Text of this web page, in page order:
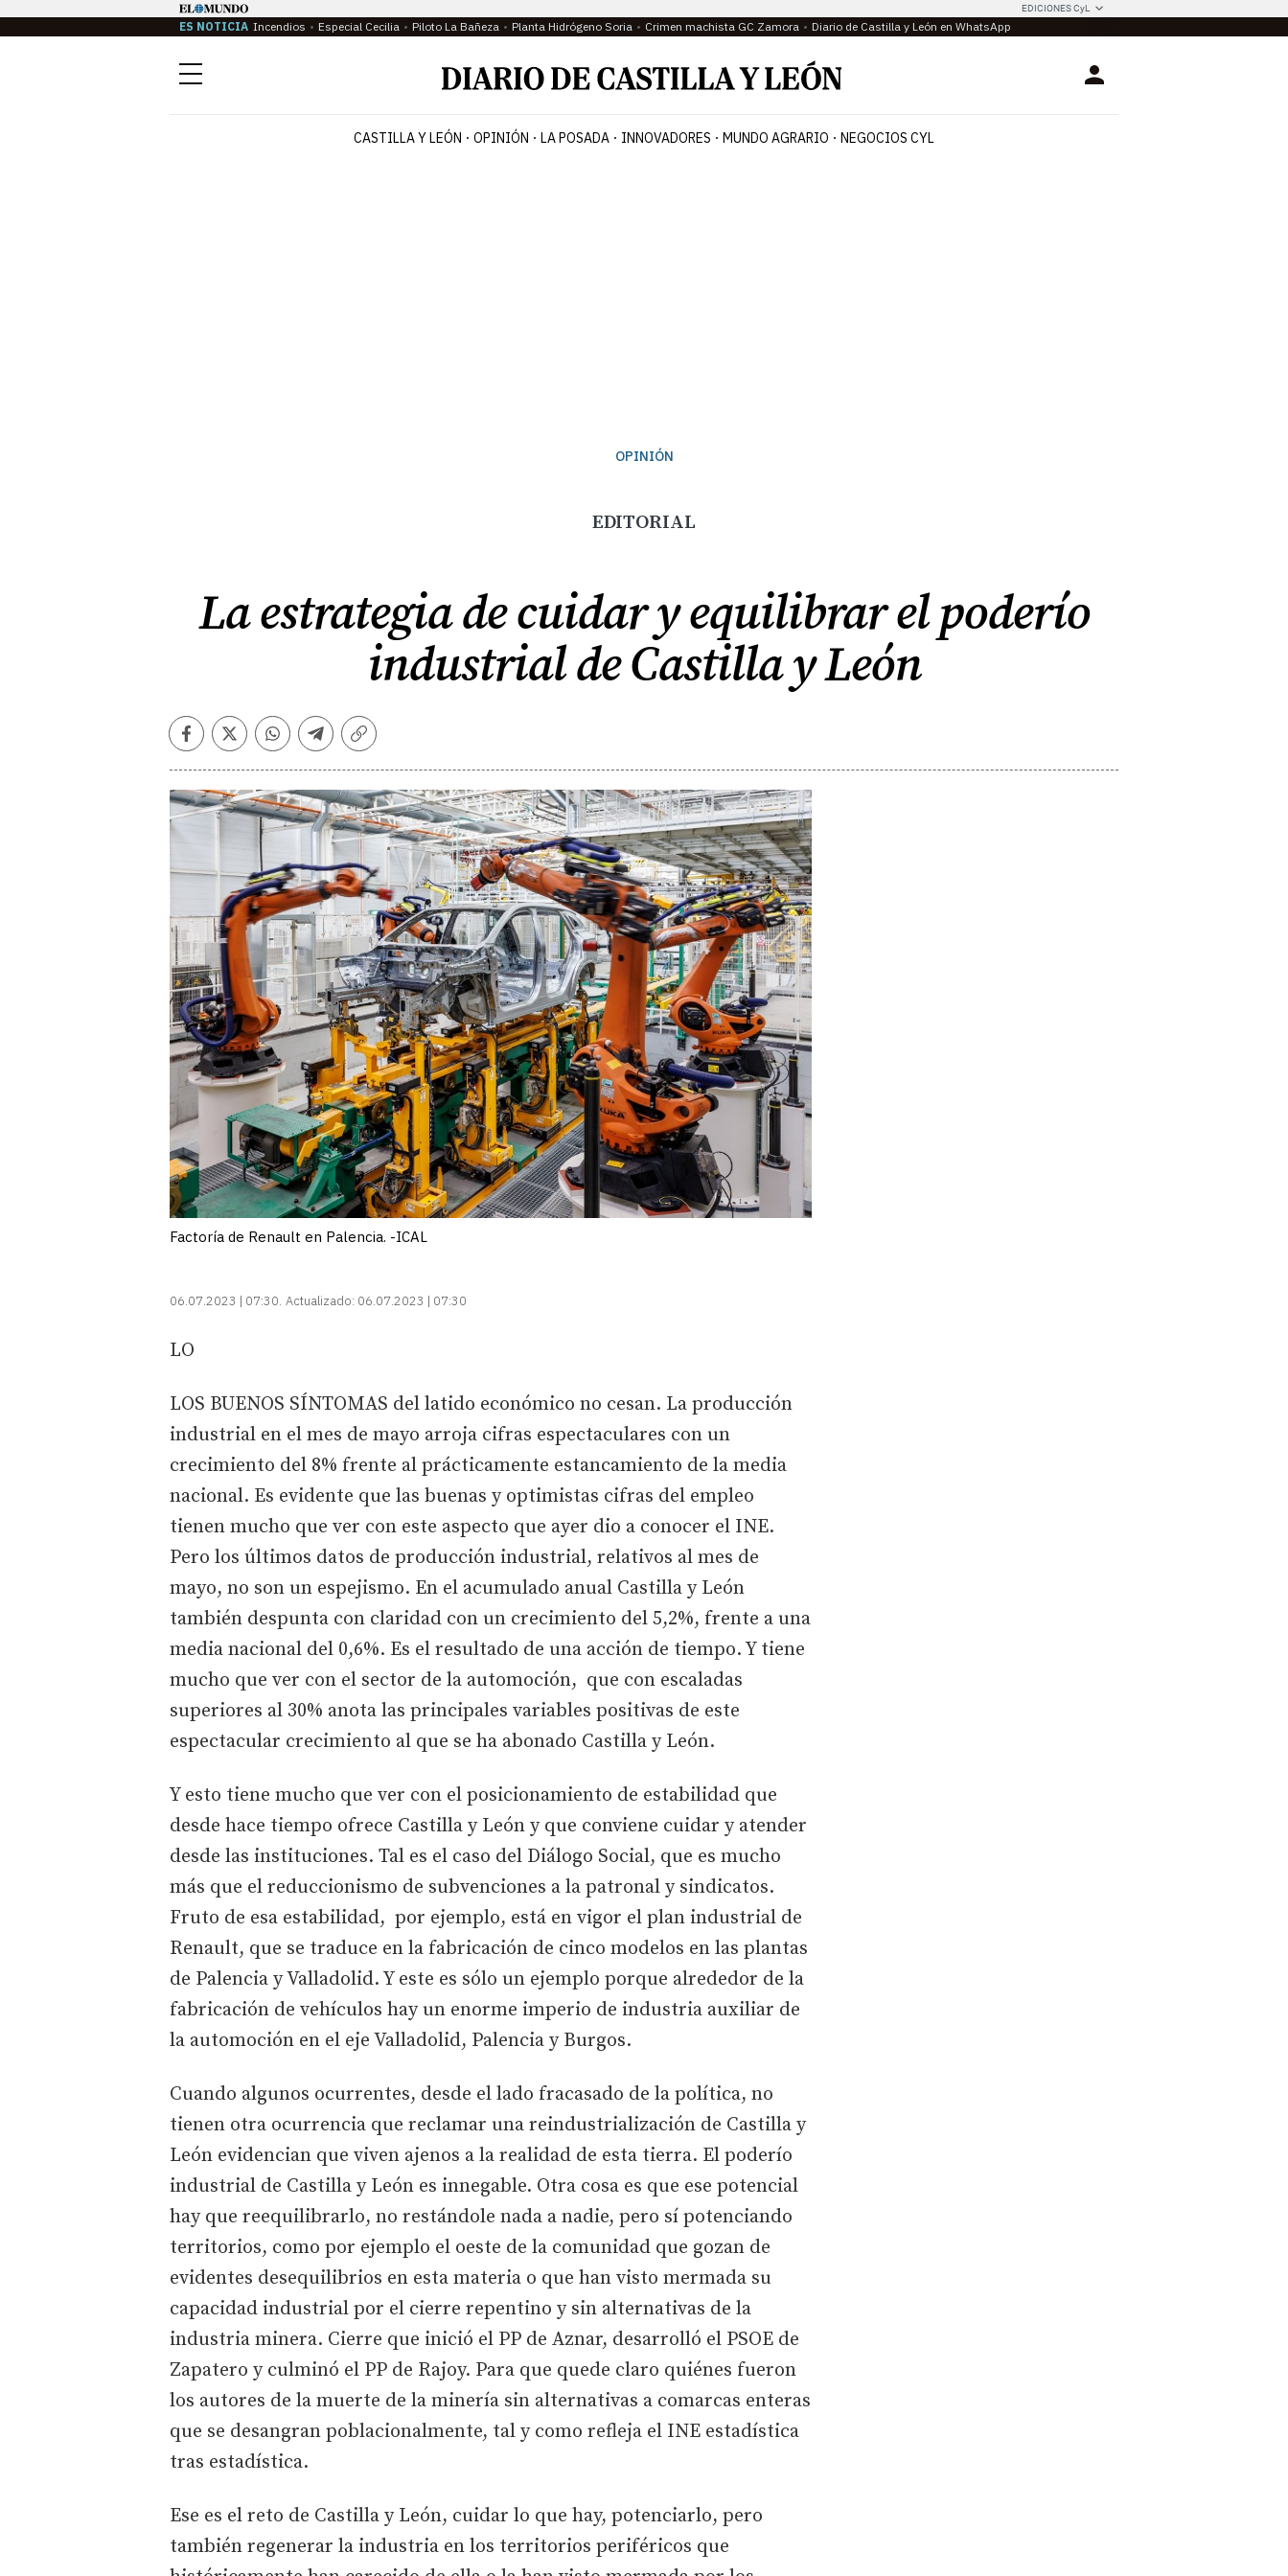
EDICIONES CyL
ES NOTICIA Incendios Especial Cecilia Piloto La Bañeza Planta Hidrógeno Soria Crimen machista GC Zamora Diario de Castilla y León en WhatsApp
Menú Login
CASTILLA Y LEÓN OPINIÓN LA POSADA INNOVADORES MUNDO AGRARIO NEGOCIOS CYL
OPINIÓN
EDITORIAL
La estrategia de cuidar y equilibrar el poderío
industrial de Castilla y León
Facebook
TwitterWhatsapp
Telegram
Copiar
Factoría de Renault en Palencia. -ICAL
06.07.2023 | 07:30 Actualizado: 06.07.2023 | 07:30
LO
LOS BUENOS SÍNTOMAS del latido económico no cesan. La producción
industrial en el mes de mayo arroja cifras espectaculares con un
crecimiento del 8% frente al prácticamente estancamiento de la media
nacional. Es evidente que las buenas y optimistas cifras del empleo
tienen mucho que ver con este aspecto que ayer dio a conocer el INE.
Pero los últimos datos de producción industrial, relativos al mes de
mayo, no son un espejismo. En el acumulado anual Castilla y León
también despunta con claridad con un crecimiento del 5,2%, frente a una
media nacional del 0,6%. Es el resultado de una acción de tiempo. Y tiene
mucho que ver con el sector de la automoción, que con escaladas
superiores al 30% anota las principales variables positivas de este
espectacular crecimiento al que se ha abonado Castilla y León.
Y esto tiene mucho que ver con el posicionamiento de estabilidad que
desde hace tiempo ofrece Castilla y León y que conviene cuidar y atender
desde las instituciones. Tal es el caso del Diálogo Social, que es mucho
más que el reduccionismo de subvenciones a la patronal y sindicatos.
Fruto de esa estabilidad, por ejemplo, está en vigor el plan industrial de
Renault, que se traduce en la fabricación de cinco modelos en las plantas
de Palencia y Valladolid. Y este es sólo un ejemplo porque alrededor de la
fabricación de vehículos hay un enorme imperio de industria auxiliar de
la automoción en el eje Valladolid, Palencia y Burgos.
Cuando algunos ocurrentes, desde el lado fracasado de la política, no
tienen otra ocurrencia que reclamar una reindustrialización de Castilla y
León evidencian que viven ajenos a la realidad de esta tierra. El poderío
industrial de Castilla y León es innegable. Otra cosa es que ese potencial
hay que reequilibrarlo, no restándole nada a nadie, pero sí potenciando
territorios, como por ejemplo el oeste de la comunidad que gozan de
evidentes desequilibrios en esta materia o que han visto mermada su
capacidad industrial por el cierre repentino y sin alternativas de la
industria minera. Cierre que inició el PP de Aznar, desarrolló el PSOE de
Zapatero y culminó el PP de Rajoy. Para que quede claro quiénes fueron
los autores de la muerte de la minería sin alternativas a comarcas enteras
que se desangran poblacionalmente, tal y como refleja el INE estadística
tras estadística.
Ese es el reto de Castilla y León, cuidar lo que hay, potenciarlo, pero
también regenerar la industria en los territorios periféricos que